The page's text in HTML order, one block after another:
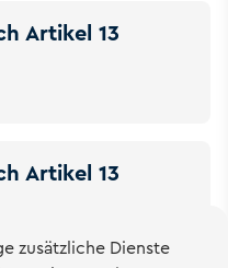
Artikel 13
Artikel 13
zusätzliche Dienste